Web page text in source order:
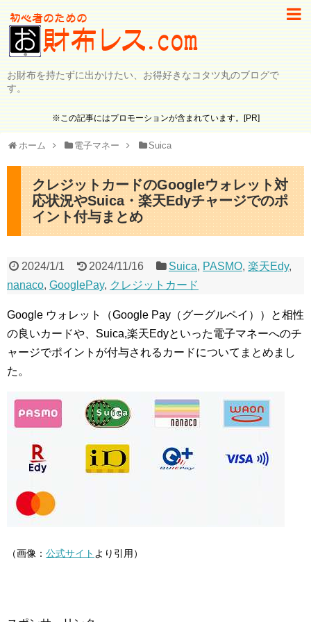
お財布を持たずに出かけたい、お得好きなコタツ丸のブログで
す。
※この記事にはプロモーションが含まれています。[PR]
ホーム 電子マネー Suica
クレジットカードのGoogleウォレット対
応状況やSuica・楽天Edyチャージでのポ
イント付与まとめ
2024/1/1 2024/11/16 Suica, PASMO,楽天Edy,
nanaco, GooglePay, クレジットカード
Google ウォレット（Google Pay（グーグルペイ））と相性
の良いカードや、Suica,楽天Edyといった電子マネーへのチ
ャージでポイントが付与されるカードについてまとめまし
た。
（画像： 公式サイト より引用）